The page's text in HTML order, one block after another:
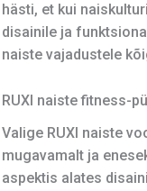
hästi, et kui
disainile ja
naiste vajadustele
RUXI naiste fitness-
Valige RUXI naiste
mugavamalt ja
aspektis alates